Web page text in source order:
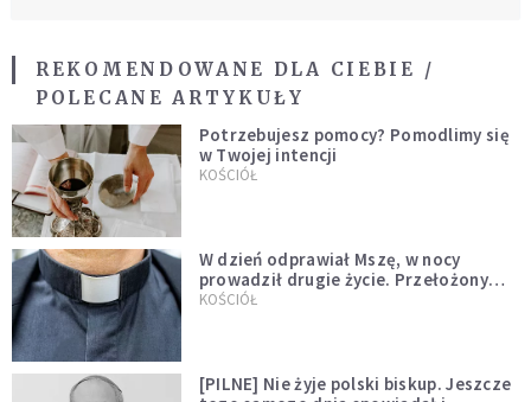
REKOMENDOWANE DLA CIEBIE /
POLECANE ARTYKUŁY
Potrzebujesz pomocy? Pomodlimy się
w Twojej intencji
KOŚCIÓŁ
W dzień odprawiał Mszę, w nocy
prowadził drugie życie. Przełożony
kazał mu opuścić zakon
KOŚCIÓŁ
[PILNE] Nie żyje polski biskup. Jeszcze